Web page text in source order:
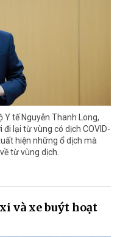
tế Nguyễn Thanh Long,
lại từ vùng có dịch COVID-
hiện những ổ dịch mà
từ vùng dịch.
và xe buýt hoạt